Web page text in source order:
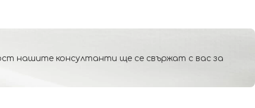
нашите консултанти ще се свържат с вас за